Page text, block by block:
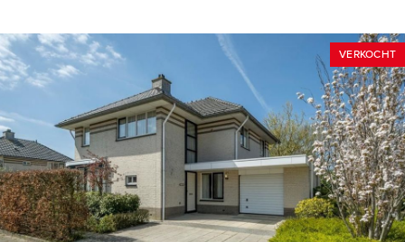
met nog geen 5.000 inwoners en is direct gelegen aan de
Binnenbedijkte Maas, die in de volksmond ‘Binnenmaas’
wordt genoemd. Het dorp kenmerkt zich door de ruime
opzet, het gevarieerde aanbod van woningen en de vele
recreatiemogelijkheden. Zo is er direct aan de prachtige
Binnenmaas een mooi groen wandelpark met zwemstrand,
tenniscomplex en watersportvereniging met eigen jachthaven.
In de zomer is het hier heerlijk ontspannen en zijn veel
inwoners van Mijnsheerenland hier dagelijks te vinden.
VERKOCHT